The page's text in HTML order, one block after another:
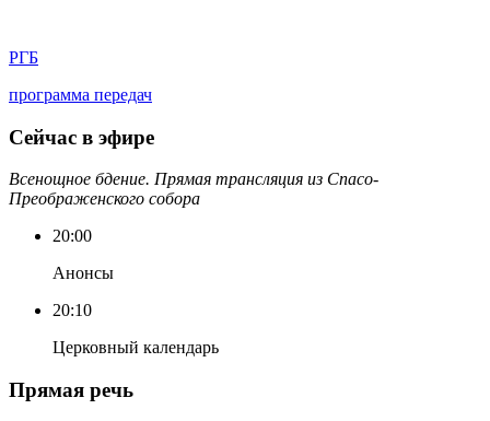
РГБ
программа передач
Сейчас в эфире
Всенощное бдение. Прямая трансляция из Спасо-
Преображенского собора
20:00
Анонсы
20:10
Церковный календарь
Прямая речь